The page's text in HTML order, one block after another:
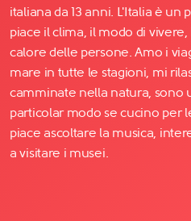
italiana da 13 anni. L'Italia è un
piace il clima, il modo di
calore delle persone. Amo i
mare in tutte le stagioni, mi
camminate nella natura, sono
particolar modo se cucino per
piace ascoltare la musica,
a visitare i musei.